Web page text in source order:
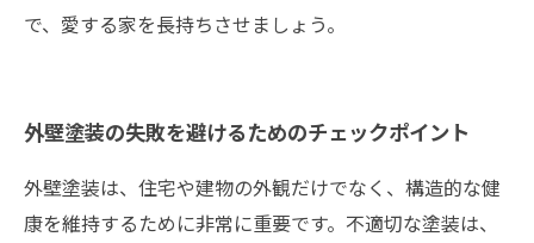
で、愛する家を長持ちさせましょう。
外壁塗装の失敗を避けるためのチェックポイント
外壁塗装は、住宅や建物の外観だけでなく、構造的な健
康を維持するために非常に重要です。不適切な塗装は、